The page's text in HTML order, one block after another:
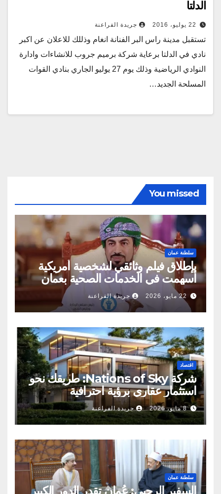
الدلتا
22 يوليو، 2016 جريدة الفراعنة
تستقبل مدينة راس البر الفنانة انغام وذللك للاعلان عن اكبر
نادي في الدلتا برعاية شركة برميم جروب للانشاءات وادارة
النوادي الرياضية وذلك يوم 27 يوليو الجاري بنادي القوات
المسلحة الجديد…
You missed
سلطنة عمان
بإطلاق فيلم وثائقي لشخصية أمريكية
أسهمت في الخدمات الصحية بعمان
22 مايو، 2026 جريدة الفراعنة
اقتصاد
شركة Nations of Sky: طريقك نحو
استثمار عقاري برؤية احترافية
8 مايو، 2026 جريدة الفراعنة
سلطنة عمان
السفير الرحبي: عُمان تقدر الدور الكبير